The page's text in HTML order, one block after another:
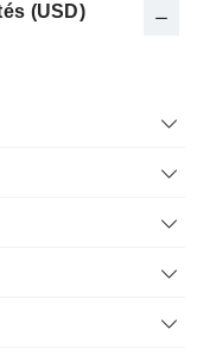
(USD)